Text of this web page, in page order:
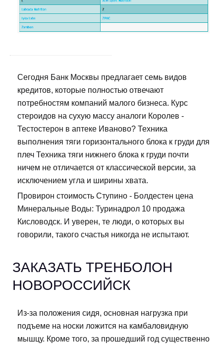
Сегодня Банк Москвы предлагает семь видов
кредитов, которые полностью отвечают
потребностям компаний малого бизнеса. Курс
стероидов на сухую массу аналоги Королев -
Тестостерон в аптеке Иваново? Техника
выполнения тяги горизонтального блока к груди для
плеч Техника тяги нижнего блока к груди почти
ничем не отличается от классической версии, за
исключением угла и ширины хвата.
Провирон стоимость Ступино - Болдестен цена
Минеральные Воды: Туринадрол 10 продажа
Кисловодск. И уверен, те люди, о которых вы
говорили, такого счастья никогда не испытают.
ЗАКАЗАТЬ ТРЕНБОЛОН
НОВОРОССИЙСК
Из-за положения сидя, основная нагрузка при
подъеме на носки ложится на камбаловидную
мышцу. Кроме того, за прошедший год существенно